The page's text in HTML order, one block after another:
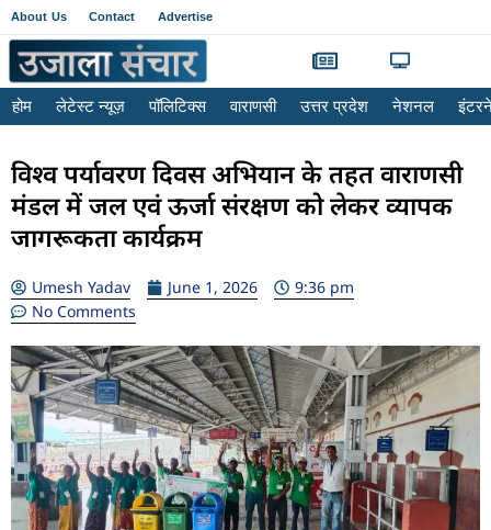
About Us Contact Advertise
होम लेटेस्ट न्यूज़ पॉलिटिक्स वाराणसी उत्तर प्रदेश नेशनल
विश्व पर्यावरण दिवस अभियान के तहत वाराणसी
मंडल में जल एवं ऊर्जा संरक्षण को लेकर व्यापक
जागरूकता कार्यक्रम
Umesh Yadav June 1, 2026
9:36 pm
No Comments